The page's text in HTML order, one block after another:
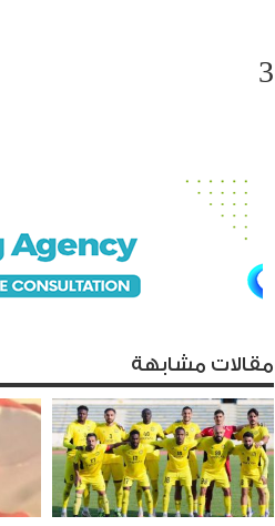
3
مقالات مشابهة